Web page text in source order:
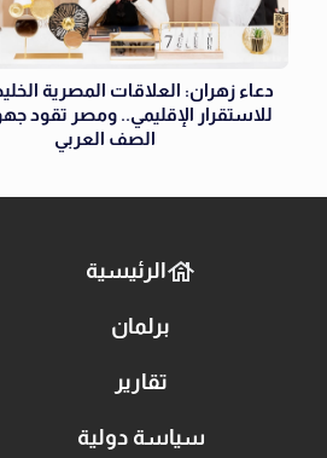
دعاء زهران: العلاقات المصرية
للاستقرار الإقليمي.. ومصر تقود
الصف العربي
الرئيسية
برلمان
تقارير
سياسة دولية